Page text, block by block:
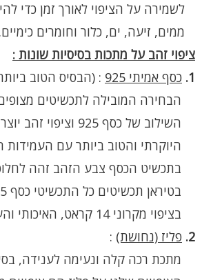
לשמירה על הציפוי לאורך זמן כדי
ממים, זיעה, ים, כלור וחומרים כימיים.
ציפוי זהב על מתכות בסיסיות שונות :
1. כסף אמיתי 925 : (הבסיס הטוב
הבחירה המובילה לתכשיטים
השילוב של כסף 925 וציפוי זהב יוצר את התכשיט
היוקרתי והטוב ביותר עם העמידות
בתכשיט הכסף צבע הזהב זהה
בטיראן תכשיטים כל התכשיטי כסף 925 מצופים
בציפוי מקרוני 14 קראט, האיכותי והעמיד ביותר.
2. פליז (נחושת) :
מתכת רכה קלה ונעימה לענידה,